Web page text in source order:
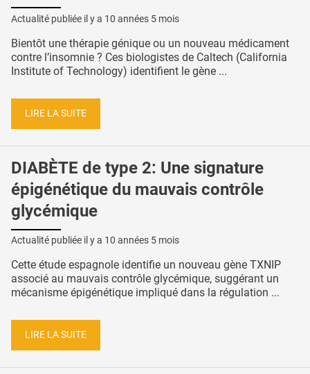
Actualité publiée il y a 10 années 5 mois
Bientôt une thérapie génique ou un nouveau médicament
contre l’insomnie ? Ces biologistes de Caltech (California
Institute of Technology) identifient le gène ...
LIRE LA SUITE
DIABÈTE de type 2: Une signature
épigénétique du mauvais contrôle
glycémique
Actualité publiée il y a 10 années 5 mois
Cette étude espagnole identifie un nouveau gène TXNIP
associé au mauvais contrôle glycémique, suggérant un
mécanisme épigénétique impliqué dans la régulation ...
LIRE LA SUITE